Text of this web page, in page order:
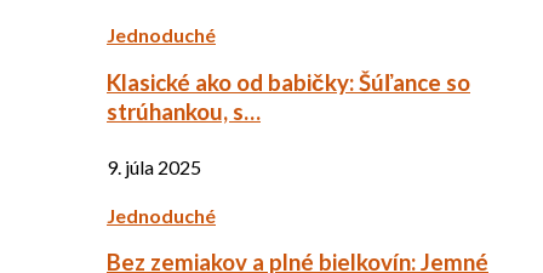
Jednoduché
Klasické ako od babičky: Šúľance so
strúhankou, s…
9. júla 2025
Jednoduché
Bez zemiakov a plné bielkovín: Jemné